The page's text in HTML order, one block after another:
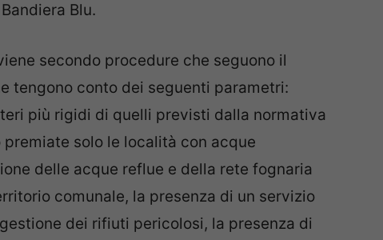
Blu.
secondo procedure che seguono il
tengono conto dei seguenti parametri:
più rigidi di quelli previsti dalla normativa
solo le località con acque
delle acque reflue e della rete fognaria
comunale, la presenza di un servizio
dei rifiuti pericolosi, la presenza di